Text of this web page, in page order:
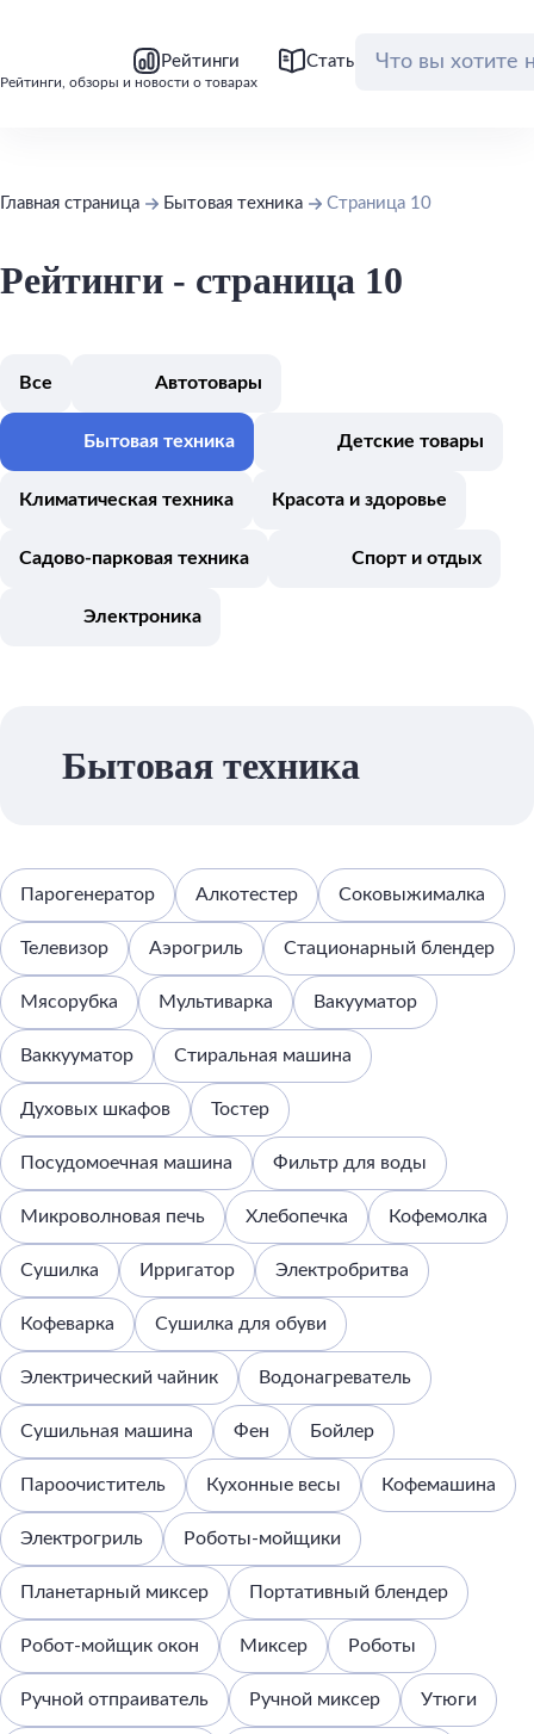
Рейтинги, обзоры и новости о товарах
Рейтинги Статьи Обзоры
Главная страница Бытовая техника Страница 10
Рейтинги - страница 10
Все Автотовары
Бытовая техника Детские товары
Климатическая техника Красота и здоровье
Садово-парковая техника Спорт и отдых
Электроника
Бытовая техника
Парогенератор Алкотестер Соковыжималка
Телевизор Аэрогриль Стационарный блендер
Мясорубка Мультиварка Вакууматор
Ваккууматор Стиральная машина
Духовых шкафов Тостер
Посудомоечная машина Фильтр для воды
Микроволновая печь Хлебопечка Кофемолка
Сушилка Ирригатор Электробритва
Кофеварка Сушилка для обуви
Электрический чайник Водонагреватель
Сушильная машина Фен Бойлер
Пароочиститель Кухонные весы Кофемашина
Электрогриль Роботы-мойщики
Планетарный миксер Портативный блендер
Робот-мойщик окон Миксер Роботы
Ручной отпраиватель Ручной миксер Утюги